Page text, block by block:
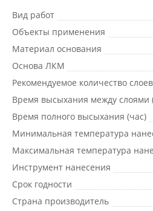
Вид работ
Объекты применения
Материал основания
Основа ЛКМ
Рекомендуемое количество слоев
Время высыхания между слоями
Время полного высыхания (час)
Минимальная температура
Максимальная температура
Инструмент нанесения
Срок годности
Страна производитель